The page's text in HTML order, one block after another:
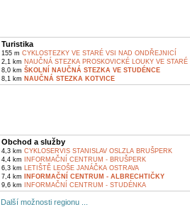
Turistika
155 m CYKLOSTEZKY VE STARÉ VSI NAD ONDŘEJNICÍ
2,1 km NAUČNÁ STEZKA PROSKOVICKÉ LOUKY VE
8,0 km ŠKOLNÍ NAUČNÁ STEZKA VE STUDÉNCE
8,1 km NAUČNÁ STEZKA KOTVICE
Obchod a služby
4,3 km CYKLOSERVIS STANISLAV OSLZLA BRUŠPERK
4,4 km INFORMAČNÍ CENTRUM - BRUŠPERK
6,3 km LETIŠTĚ LEOŠE JANÁČKA OSTRAVA
7,4 km
INFORMAČNÍ CENTRUM - ALBRECHTIČKY
9,6 km INFORMAČNÍ CENTRUM - STUDÉNKA
Další možnosti regionu ...